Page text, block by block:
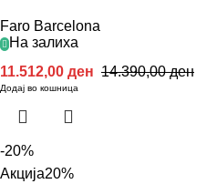
Faro Barcelona
На залиха
14.390,00ден
11.512,00 ден
Додај во кошница
-20%
Акција20%